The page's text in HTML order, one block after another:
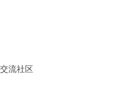
流社区